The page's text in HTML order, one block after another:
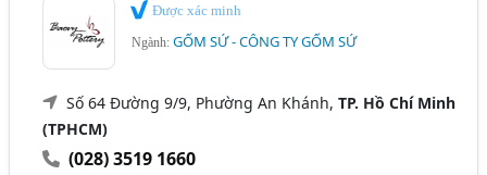
Được xác minh
Ngành:GỐM SỨ - CÔNG TY GỐM SỨ
Số 64 Đường 9/9, Phường An Khánh,TP. Hồ Chí Minh
(TPHCM)
(028) 3519 1660